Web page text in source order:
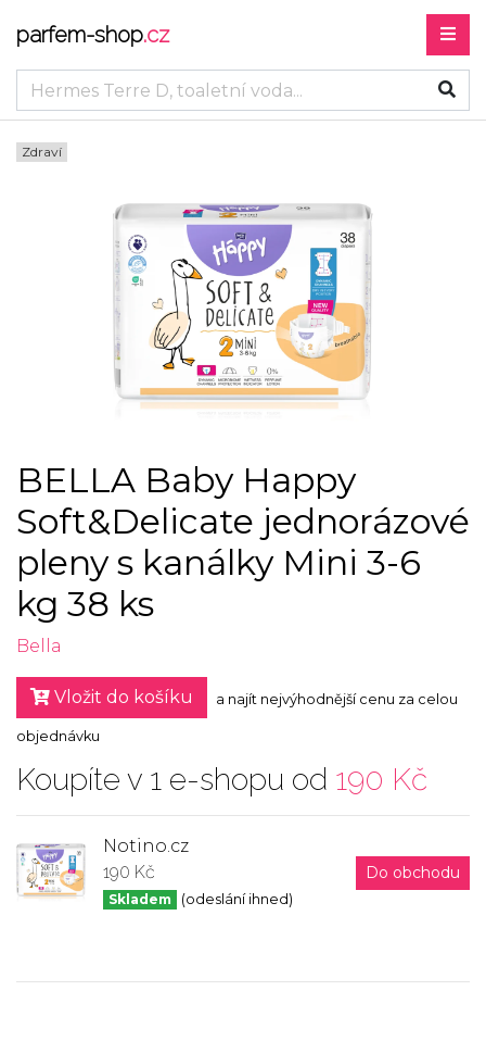
parfem-shop.cz
Zdraví
BELLA Baby Happy
Soft&Delicate jednorázové
pleny s kanálky Mini 3-6
kg 38 ks
Bella
Vložit do košíku a najít nejvýhodnější cenu za celou
objednávku
Koupíte v 1 e-shopu od 190 Kč
Notino.cz
190 Kč
Skladem (odeslání ihned)
Do obchodu